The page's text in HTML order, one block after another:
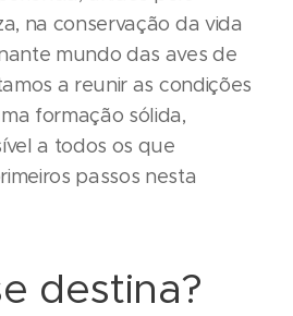
na conservação da vida
mundo das aves de
a reunir as condições
formação sólida,
a todos os que
passos nesta
destina?